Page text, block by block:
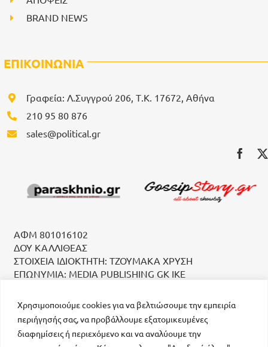
Χρησιμοποιούμε cookies για να βελτιώσουμε την εμπειρία
περιήγησής σας, να προβάλλουμε εξατομικευμένες
διαφημίσεις ή περιεχόμενο και να αναλύουμε την
BRAND NEWS
ΕΠΙΚΟΙΝΩΝΙΑ
Γραφεία: Λ.Συγγρού 206, Τ.Κ. 17672, Αθήνα
210 95 80 876
sales@political.gr
ΑΦΜ 801016102
ΔΟΥ ΚΑΛΛΙΘΕΑΣ
ΣΤΟΙΧΕΙΑ ΙΔΙΟΚΤΗΤΗ: ΤΖΟΥΜΑΚΑ ΧΡΥΣΗ
ΕΠΩΝΥΜΙΑ: MEDIA PUBLISHING GK IKE